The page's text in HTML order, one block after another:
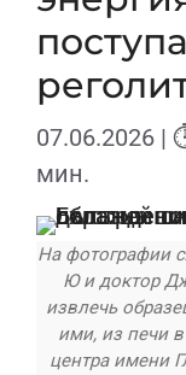
07.06.2026 |
мин.
На фотографии
Ю и доктор
извлечь
ими, из печи
центра имени